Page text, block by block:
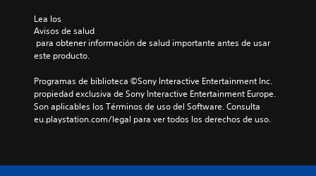
Lea los
Avisos de salud
este producto.
Programas de biblioteca ©Sony Interactive Entertainment Inc.
propiedad exclusiva de Sony Interactive Entertainment Europe.
Son aplicables los Términos de uso del Software. Consulta
eu.playstation.com/legal para ver todos los derechos de uso.